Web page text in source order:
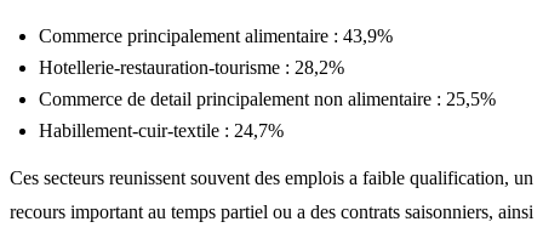
Commerce principalement alimentaire : 43,9%
Hotellerie-restauration-tourisme : 28,2%
Commerce de detail principalement non alimentaire : 25,5%
Habillement-cuir-textile : 24,7%
Ces secteurs reunissent souvent des emplois a faible qualification, un
recours important au temps partiel ou a des contrats saisonniers, ainsi